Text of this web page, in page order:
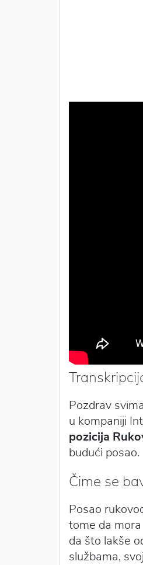
Pozdrav
u kompaniji
pozicija
budući posao.
Čime se
Posao
tome da
da što lakše
službama,